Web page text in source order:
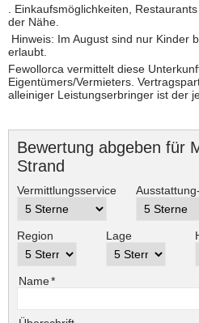
. Einkaufsmöglichkeiten,
der Nähe.
Hinweis: Im August sind nur Kinder
erlaubt.
Fewollorca vermittelt diese
Eigentümers/Vermieters.
alleiniger Leistungserbringer ist der
Bewertung abgeben für
Strand
Vermittlungsservice
Region Lage
Pflichtfeld
Name*